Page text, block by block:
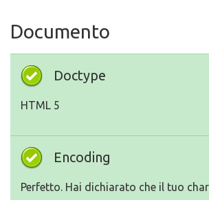
Documento
Doctype
HTML 5
Encoding
Perfetto. Hai dichiarato che il tuo